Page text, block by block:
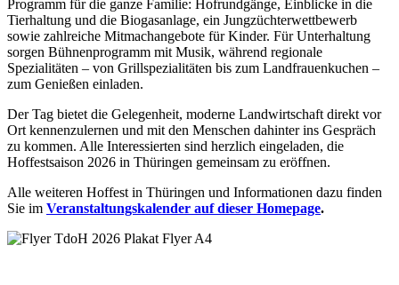
Programm für die ganze Familie: Hofrundgänge, Einblicke in die
Tierhaltung und die Biogasanlage, ein Jungzüchterwettbewerb
sowie zahlreiche Mitmachangebote für Kinder. Für Unterhaltung
sorgen Bühnenprogramm mit Musik, während regionale
Spezialitäten – von Grillspezialitäten bis zum Landfrauenkuchen –
zum Genießen einladen.
Der Tag bietet die Gelegenheit, moderne Landwirtschaft direkt vor
Ort kennenzulernen und mit den Menschen dahinter ins Gespräch
zu kommen. Alle Interessierten sind herzlich eingeladen, die
Hoffestsaison 2026 in Thüringen gemeinsam zu eröffnen.
Alle weiteren Hoffest in Thüringen und Informationen dazu finden
Sie im Veranstaltungskalender auf dieser Homepage.